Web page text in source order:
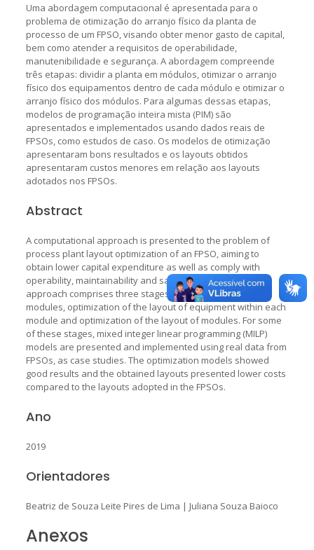
Uma abordagem computacional é apresentada para o
problema de otimização do arranjo físico da planta de
processo de um FPSO, visando obter menor gasto de capital,
bem como atender a requisitos de operabilidade,
manutenibilidade e segurança. A abordagem compreende
três etapas: dividir a planta em módulos, otimizar o arranjo
físico dos equipamentos dentro de cada módulo e otimizar o
arranjo físico dos módulos. Para algumas dessas etapas,
modelos de programação inteira mista (PIM) são
apresentados e implementados usando dados reais de
FPSOs, como estudos de caso. Os modelos de otimização
apresentaram bons resultados e os layouts obtidos
apresentaram custos menores em relação aos layouts
adotados nos FPSOs.
Abstract
A computational approach is presented to the problem of
process plant layout optimization of an FPSO, aiming to
obtain lower capital expenditure as well as comply with
operability, maintainability and safety requirements. This
approach comprises three stages: divide the plant into
modules, optimization of the layout of equipment within each
module and optimization of the layout of modules. For some
of these stages, mixed integer linear programming (MILP)
models are presented and implemented using real data from
FPSOs, as case studies. The optimization models showed
good results and the obtained layouts presented lower costs
compared to the layouts adopted in the FPSOs.
Ano
2019
Orientadores
Beatriz de Souza Leite Pires de Lima | Juliana Souza Baioco
Anexos